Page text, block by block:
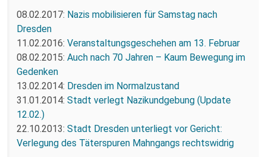
08.02.2017: Nazis mobilisieren für Samstag nach
Dresden
11.02.2016: Veranstaltungsgeschehen am 13. Februar
08.02.2015: Auch nach 70 Jahren – Kaum Bewegung im
Gedenken
13.02.2014: Dresden im Normalzustand
31.01.2014: Stadt verlegt Nazikundgebung (Update
12.02.)
22.10.2013: Stadt Dresden unterliegt vor Gericht:
Verlegung des Täterspuren Mahngangs rechtswidrig